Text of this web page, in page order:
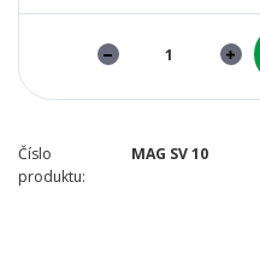
Číslo
produktu:
MAG SV 10